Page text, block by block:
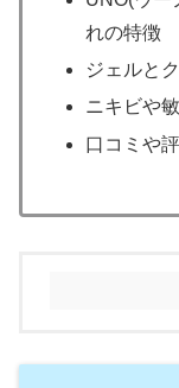
れの特徴
ジェルと
ニキビや
口コミや